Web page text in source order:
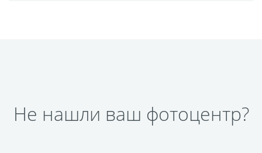
Фото на подушке
Не нашли ваш фотоцентр?